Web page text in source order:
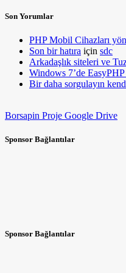
Son Yorumlar
PHP Mobil Cihazları
Son bir hatıra için sdc
Arkadaşlık siteleri ve
Windows 7’de
Bir daha sorgulayın
Borsapin Proje Google Drive
Sponsor Bağlantılar
Sponsor Bağlantılar